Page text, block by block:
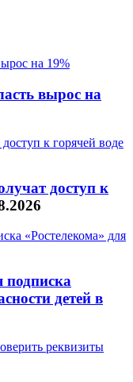
вырос на
доступ к
подписка
детей в